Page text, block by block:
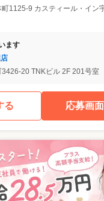
町1125-9 カスティール・イン
ます
3426-20 TNKビル 2F 201号室
る 応募画